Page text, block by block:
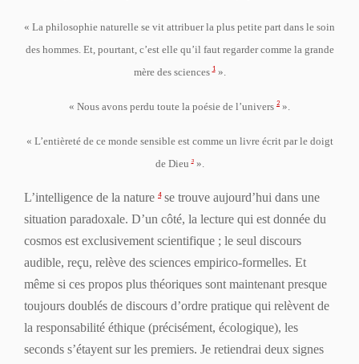
« La philosophie naturelle se vit attribuer la plus petite part dans le soin
des hommes. Et, pourtant, c’est elle qu’il faut regarder comme la grande
mère des sciences1».
« Nous avons perdu toute la poésie de l’univers 2 ».
« L’entièreté de ce monde sensible est comme un livre écrit par le doigt
de Dieu3».
L’intelligence de la nature 4se trouve aujourd’hui dans une
situation paradoxale. D’un côté, la lecture qui est donnée du
cosmos est exclusivement scientifique ; le seul discours
audible, reçu, relève des sciences empirico-formelles. Et
même si ces propos plus théoriques sont maintenant presque
toujours doublés de discours d’ordre pratique qui relèvent de
la responsabilité éthique (précisément, écologique), les
seconds s’étayent sur les premiers. Je retiendrai deux signes